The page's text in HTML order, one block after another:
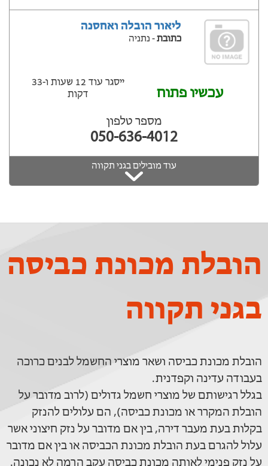
ליאור הובלה ואחסנה
כתובת- נתניה
עכשיו פתוח
ייסגר עוד 12 שעות ‫ו-33
דקות
מספר טלפון
050-636-4012
עוד מובילים בגני תקווה
הובלת מכונת כביסה
בגני תקווה
הובלת מכונת כביסה ושאר מוצרי החשמל לבנים כרוכה
בעבודה עדינה וקפדנית.
בגלל רגישותם של מוצרי חשמל גדולים (לרוב מדובר על
הובלת המקרר או מכונת כביסה), הם עלולים להנזק
בקלות בעת מעבר דירה, בין אם מדובר על נזק חיצוני אשר
עלול להגרם בעת הובלת מכונת הכביסה או בין אם מדובר
על נזק פנימי לאותה מכונת כביסה עקב הרמה לא נכונה.